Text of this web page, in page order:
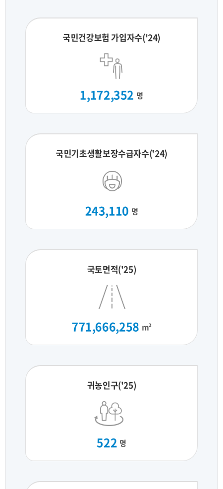
국민건강보험 가입자수('24)
1,172,352 명
국민기초생활보장수급자수('24)
243,110 명
국토면적('25)
771,666,258 m²
귀농인구('25)
522 명